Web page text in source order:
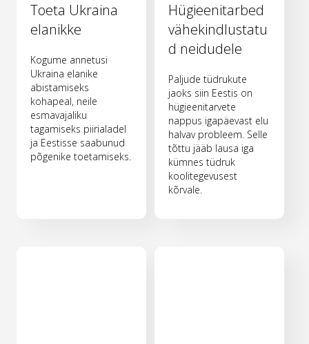
Toeta Ukraina
elanikke
Kogume annetusi
Ukraina elanike
abistamiseks
kohapeal, neile
esmavajaliku
tagamiseks piirialadel
ja Eestisse saabunud
põgenike toetamiseks.
Hügieenitarbed
vähekindlustatu
d neidudele
Paljude tüdrukute
jaoks siin Eestis on
hügieenitarvete
nappus igapäevast elu
halvav probleem. Selle
tõttu jääb lausa iga
kümnes tüdruk
koolitegevusest
kõrvale.